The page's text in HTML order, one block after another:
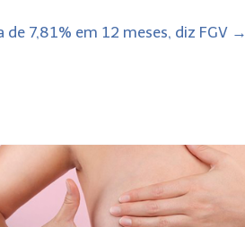
7,81% em 12 meses, diz FGV →